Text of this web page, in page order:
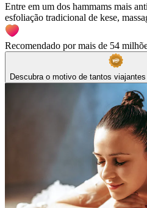
Entre em um dos hammams mais
esfoliação tradicional de kese,
Recomendado por mais de 54
Descubra o motivo de tantos